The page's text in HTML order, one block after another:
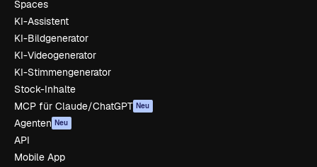
Spaces
KI-Assistent
KI-Bildgenerator
KI-Videogenerator
KI-Stimmengenerator
Stock-Inhalte
MCP für Claude/ChatGPT Neu
Agenten Neu
API
Mobile App